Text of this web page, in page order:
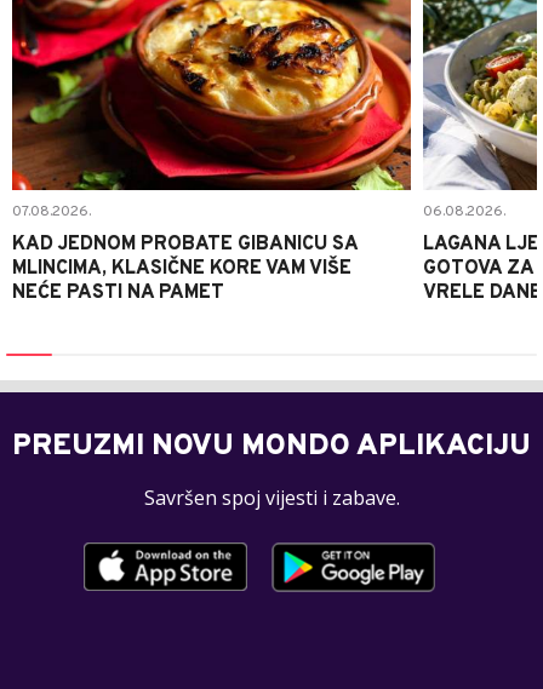
07.08.2026.
KAD JEDNOM PROBATE GIBANICU SA
MLINCIMA, KLASIČNE KORE VAM VIŠE
NEĆE PASTI NA PAMET
06.08.2026.
LAGANA
GOTOVA ZA
VRELE DANE
PREUZMI NOVU MONDO APLIKACIJU
Savršen spoj vijesti i zabave.